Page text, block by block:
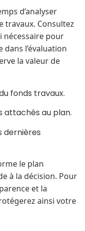
d’analyser
travaux. Consultez
nécessaire pour
l’évaluation
la valeur de
fonds travaux.
attachés au plan.
dernières
le plan
à la décision. Pour
et la
ainsi votre